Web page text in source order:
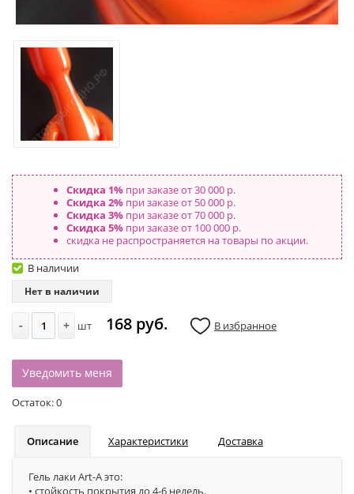
Скидка 1%при заказе от 30 000 р.
Скидка 2%при заказе от 50 000 р.
Скидка 3%при заказе от 70 000 р.
Скидка 5%при заказе от 100 000 р.
скидка не распространяется на товары по акции.
В наличии
Нет в наличии
- + шт 168 руб. В избранное
Уведомить меня
Остаток:0
Описание Характеристики Доставка
Гель лаки Art-A это:
• стойкость покрытия до 4-6 недель.